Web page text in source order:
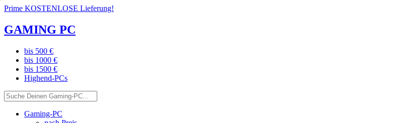
Prime KOSTENLOSE Lieferung!
GAMING PC
bis 500 €
bis 1000 €
bis 1500 €
Highend-PCs
Gaming-PC